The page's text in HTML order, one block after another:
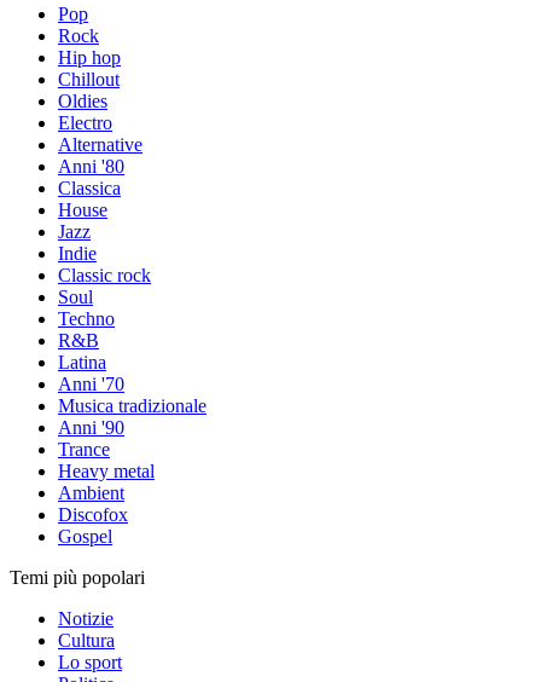
Pop
Rock
Hip hop
Chillout
Oldies
Electro
Alternative
Anni '80
Classica
House
Jazz
Indie
Classic rock
Soul
Techno
R&B
Latina
Anni '70
Musica tradizionale
Anni '90
Trance
Heavy metal
Ambient
Discofox
Gospel
Temi più popolari
Notizie
Cultura
Lo sport